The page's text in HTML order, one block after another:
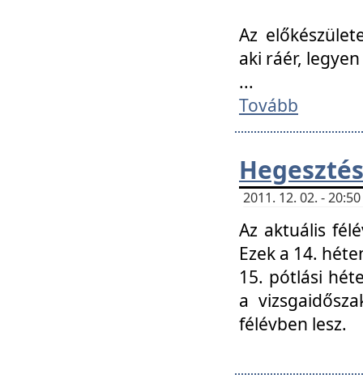
Az
aki ráér,
...
Tovább
2011. 12. 02. -
Az aktuális
Ezek a 14.
15. pótlási
a
félévben lesz.